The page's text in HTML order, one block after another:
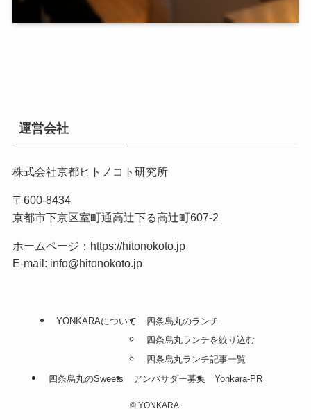
運営会社
株式会社京都ヒトノコト研究所
〒600-8434
京都市下京区室町通高辻下る高辻町607-2
ホームページ： https://hitonokoto.jp
E-mail: info@hitonokoto.jp
YONKARAについて
四条烏丸のランチ
四条烏丸ランチを絞り込む
四条烏丸ランチ記事一覧
四条烏丸のSweets
アンバサダー募集 Yonkara-PR
© YONKARA.